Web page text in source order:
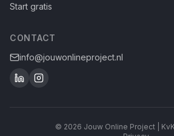
Start gratis
CONTACT
info@jouwonlineproject.nl
© 2026 Jouw Online Project |